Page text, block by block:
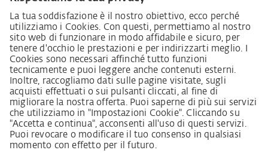
LkSG-Merkblatt für Lieferanten
Grundsatzerklärung Menschenrechtsstrategie
Beschwerdeverfahren
Impressum
AVB
Informativa sulla protezione dei dati personali